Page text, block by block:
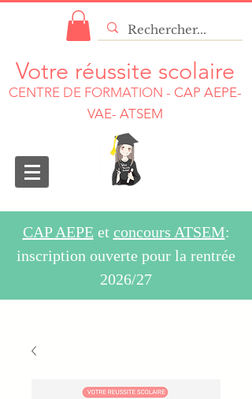
Votre réussite scolaire
CENTRE DE FORMATION - CAP AEPE-
VAE- ATSEM
CAP AEPEet concours ATSEM:
inscription ouverte pour la rentrée
2026/27